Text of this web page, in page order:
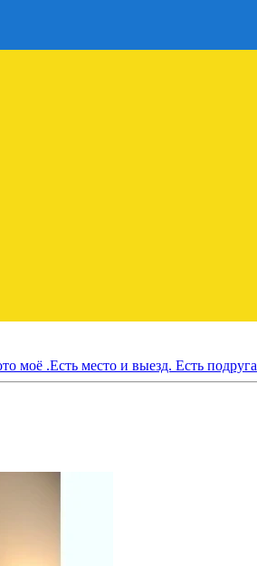
моё .Есть место и выезд. Есть подруга